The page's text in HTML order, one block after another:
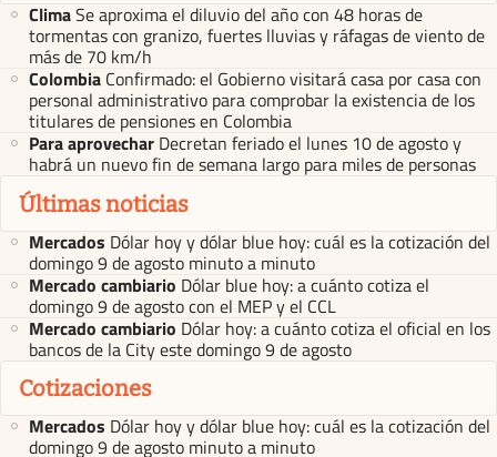
ClimaSe aproxima el diluvio del año con 48 horas de
tormentas con granizo, fuertes lluvias y ráfagas de viento de
más de 70 km/h
Colombia Confirmado: el Gobierno visitará casa por casa con
personal administrativo para comprobar la existencia de los
titulares de pensiones en Colombia
Para aprovechar Decretan feriado el lunes 10 de agosto y
habrá un nuevo fin de semana largo para miles de personas
Últimas noticias
Mercados Dólar hoy y dólar blue hoy: cuál es la cotización del
domingo 9 de agosto minuto a minuto
Mercado cambiario Dólar blue hoy: a cuánto cotiza el
domingo 9 de agosto con el MEP y el CCL
Mercado cambiario Dólar hoy: a cuánto cotiza el oficial en los
bancos de la City este domingo 9 de agosto
Cotizaciones
Mercados Dólar hoy y dólar blue hoy: cuál es la cotización del
domingo 9 de agosto minuto a minuto